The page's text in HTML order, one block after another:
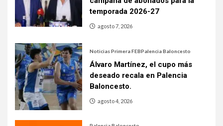
temporada 2026-27
agosto 7, 2026
Noticias Primera FEBPalencia Baloncesto
Álvaro Martínez, el cupo más
deseado recala en Palencia
Baloncesto.
agosto 4, 2026